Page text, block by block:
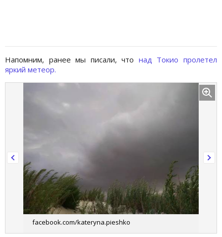
Напомним, ранее мы писали, что над Токио пролетел
яркий метеор.
facebook.com/kateryna.pieshko